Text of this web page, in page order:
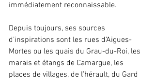
immédiatement reconnaissable.
Depuis toujours, ses sources
d’inspirations sont les rues d’Aigues-
Mortes ou les quais du Grau-du-Roi, les
marais et étangs de Camargue, les
places de villages, de l’hérault, du Gard